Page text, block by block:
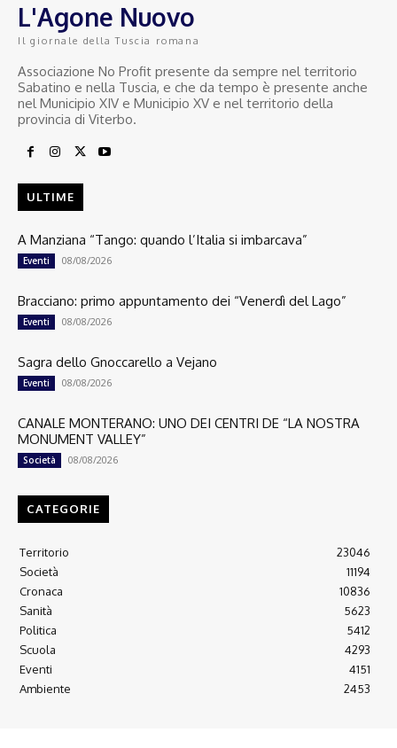
L'Agone Nuovo
Il giornale della Tuscia romana
Associazione No Profit presente da sempre nel territorio
Sabatino e nella Tuscia, e che da tempo è presente anche
nel Municipio XIV e Municipio XV e nel territorio della
provincia di Viterbo.
ULTIME
A Manziana “Tango: quando l’Italia si imbarcava”
Eventi 08/08/2026
Bracciano: primo appuntamento dei “Venerdì del Lago”
Eventi 08/08/2026
Sagra dello Gnoccarello a Vejano
Eventi 08/08/2026
CANALE MONTERANO: UNO DEI CENTRI DE “LA NOSTRA
MONUMENT VALLEY”
Società 08/08/2026
CATEGORIE
Territorio
23046
Società
11194
Cronaca
10836
Sanità
5623
Politica
5412
Scuola
4293
Eventi
4151
Ambiente
2453